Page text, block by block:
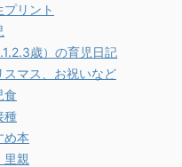
リント
歳）の育児日記
スマス、お祝いなど
食
種
め本
里親